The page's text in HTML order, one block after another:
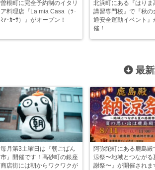
曽根町に完全予約制のイタリ
ア料理店『La mia Casa（ﾗ･
ﾐｱ･ｶｰｻ）』がオープン！
北浜町にある『はりま
講習専門校』で『秋の
通安全運動イベント』
催！
最
毎月第3土曜日は『朝ごぱん
市』開催です！高砂町の銀座
商店街には朝からワクワクが
阿弥陀町にある鹿島殿
涼祭〜地域とつながる
謝祭〜』が開催されま